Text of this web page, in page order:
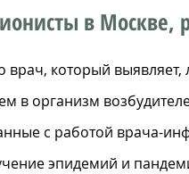
в Москве,
врач, который
в организм
с работой врача-
эпидемий и